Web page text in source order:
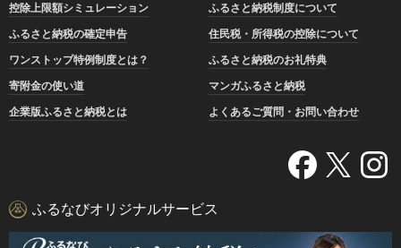
控除上限額シミュレーション
ふるさと納税制度について
ふるさと納税の確定申告
住民税・所得税の控除について
ワンストップ特例制度とは？
ふるさと納税のお礼特典
寄附金の使い道
マンガふるさと納税
企業版ふるさと納税とは
よくあるご質問・お問い合わせ
ふるなびオリジナルサービス